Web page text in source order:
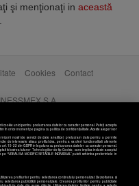
şi menţionaţi in această
Cookies Contact
S.A.
cookie unici pentru prelucrarea datelor cu caracter personal. Puteți accepta
în orice moment pe pagina cu politica de confidențialitate. Aceste alegeri vor
nostri de servicii de date analitice) prelucram date pentru a permite
de interesele si/sau profilul dvs., pentru a va oferi functionalitati aferente
15-22 din GDPR in legatura cu prelucrarea datelor cu caracter personal.
folosirea tuturor Tehnologiilor de tip Cookie, care implica inclusiv acceptul
SA MODIFIC SETARILE INDIVIDUAL” puteti schimba preferintele in
profilurilor pentru selectarea conținutului personalizat. Dezvoltarea și
selectarea publicității personalizate. Crearea profilurilor pentru publicitate